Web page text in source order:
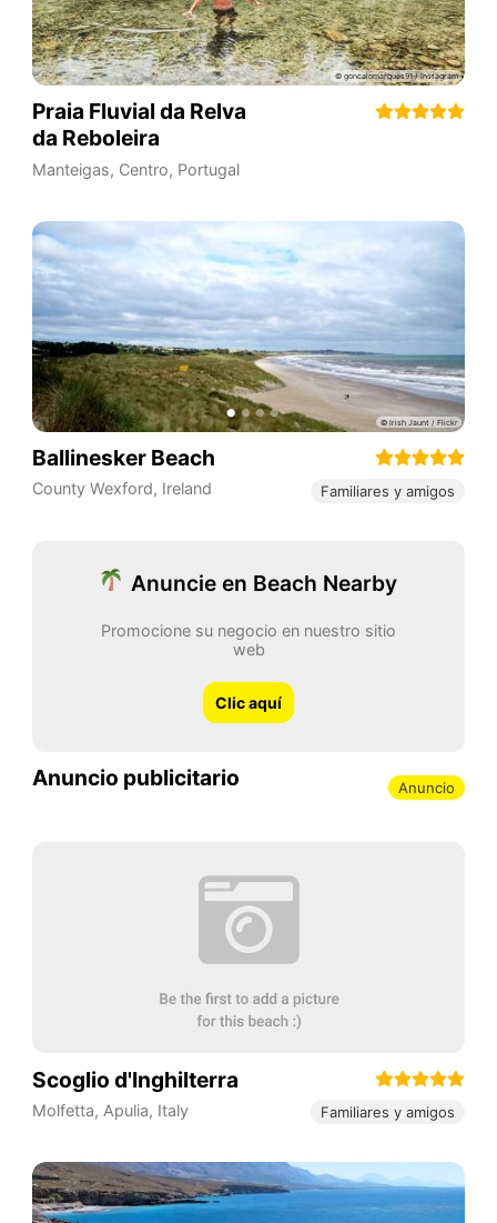
Praia Fluvial da Relva
da Reboleira
Manteigas, Centro, Portugal
Ballinesker Beach
County Wexford, Ireland Familiares y amigos
Anuncie en Beach Nearby
Promocione su negocio en nuestro sitio
web
Clic aquí
Anuncio publicitario Anuncio
Scoglio d'Inghilterra
Molfetta, Apulia, Italy Familiares y amigos